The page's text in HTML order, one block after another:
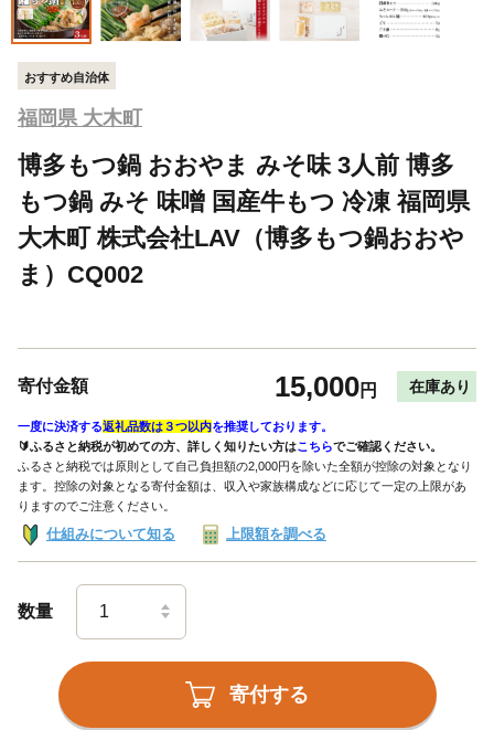
おすすめ自治体
福岡県 大木町
博多もつ鍋 おおやま みそ味 3人前 博多
もつ鍋 みそ 味噌 国産牛もつ 冷凍 福岡県
大木町 株式会社LAV（博多もつ鍋おおや
ま）CQ002
寄付金額 15,000円 在庫あり
一度に決済する返礼品数は３つ以内を推奨しております。
🔰ふるさと納税が初めての方、詳しく知りたい方はこちらでご確認ください。
ふるさと納税では原則として自己負担額の2,000円を除いた全額が控除の対象となり
ます。控除の対象となる寄付金額は、収入や家族構成などに応じて一定の上限があ
りますのでご注意ください。
仕組みについて知る 上限額を調べる
数量
寄付する